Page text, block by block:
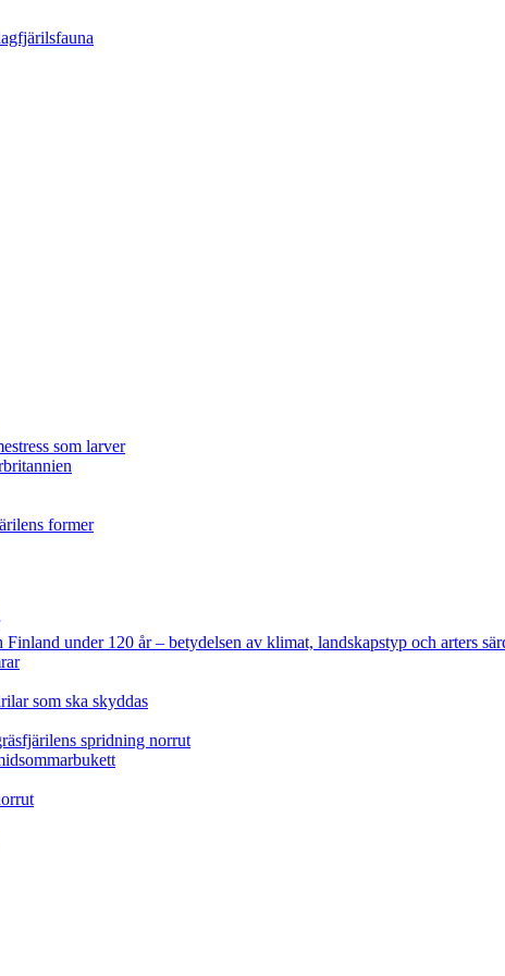
som larver
former
Finland under 120 år– betydelsen av klimat, landskapstyp och arters
som ska skyddas
spridning norrut